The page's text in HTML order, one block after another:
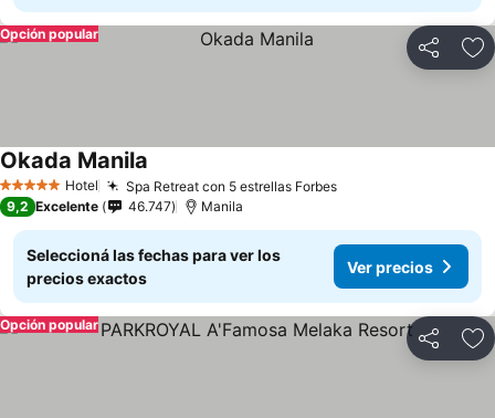
Compartir
Opción popular
5 Estrellas Hotel Spa Retreat con 5 estrellas Forbes
Okada Manila
9,2 Excelente 46.747 Manila
Seleccioná las fechas para ver los
precios exactos
Ver precios
Compartir
Opción popular